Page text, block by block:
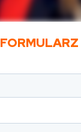
FORMULARZ